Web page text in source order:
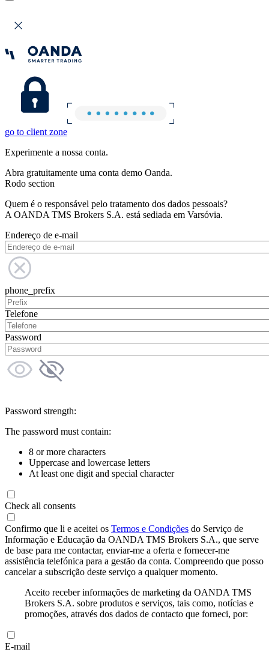
go to client zone
Experimente a nossa conta.
Abra gratuitamente uma conta demo Oanda.
Rodo section
Quem é o responsável pelo tratamento dos dados pessoais?
A OANDA TMS Brokers S.A. está sediada em Varsóvia.
Endereço de e-mail
phone_prefix
Telefone
Password
Password strength:
The password must contain:
8 or more characters
Uppercase and lowercase letters
At least one digit and special character
Check all consents
Confirmo que li e aceitei os Termos e Condições do Serviço de
Informação e Educação da OANDA TMS Brokers S.A., que serve
de base para me contactar, enviar-me a oferta e fornecer-me
assistência telefónica para a gestão da conta. Compreendo que posso
cancelar a subscrição deste serviço a qualquer momento.
Aceito receber informações de marketing da OANDA TMS
Brokers S.A. sobre produtos e serviços, tais como, notícias e
promoções, através dos dados de contacto que forneci, por:
E-mail